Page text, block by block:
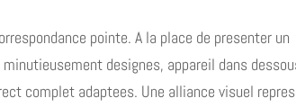
pointe. A la place de presenter un
designes, appareil dans
complet adaptees. Une alliance visuel